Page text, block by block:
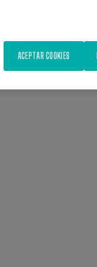
ACEPTAR COOKIES